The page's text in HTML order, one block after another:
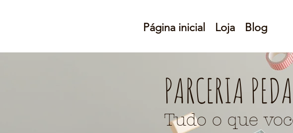
Página inicial Loja Blog
PARCERIA PEDA
Tudo o que